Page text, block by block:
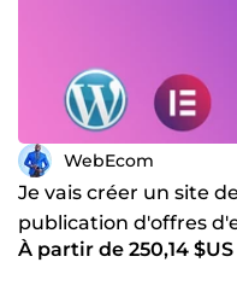
WebEcom
Je vais créer un site
publication d'offres
À partir de 250,14 $US